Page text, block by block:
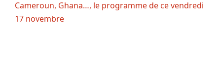
Cameroun, Ghana…, le programme de ce vendredi
17 novembre